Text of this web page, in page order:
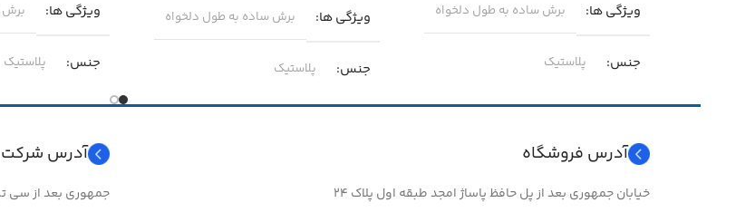
ویژگی ها برش ساده به طول دلخواه
جنس پلاستیک
ویژگی ها برش ساده به طول دلخواه
جنس پلاستیک
ویژگی ها برش
جنس پلاستیک
آدرس فروشگاه
خیابان جمهوری بعد از پل حافظ پاساژ امجد طبقه اول پلاک ۲۴
آدرس شرکت
جمهوری بعد از سی تیر